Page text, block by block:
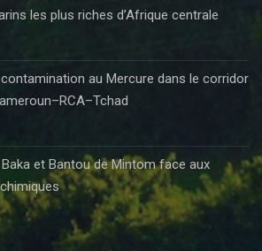
les plus riches d’Afrique centrale
au Mercure dans le corridor
et Bantou de Mintom face aux